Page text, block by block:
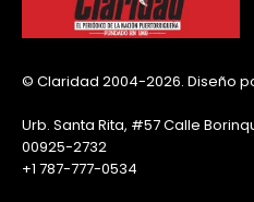
© Claridad 2004-2026. Diseño
Urb. Santa Rita, #57 Calle
00925-2732
+1 787-777-0534